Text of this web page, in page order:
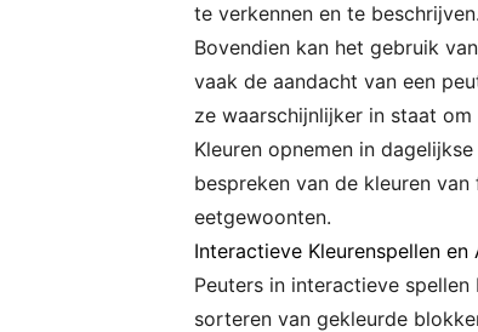
te verkennen en te beschrijven.
Bovendien kan het gebruik
vaak de aandacht van een
ze waarschijnlijker in staat
Kleuren opnemen in
bespreken van de kleuren
eetgewoonten.
Interactieve Kleurenspellen
Peuters in interactieve
sorteren van gekleurde